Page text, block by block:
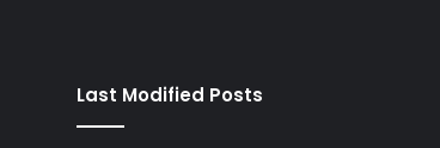
Last Modified Posts